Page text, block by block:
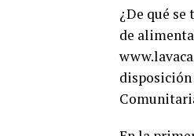
¿De qué
de
disposición